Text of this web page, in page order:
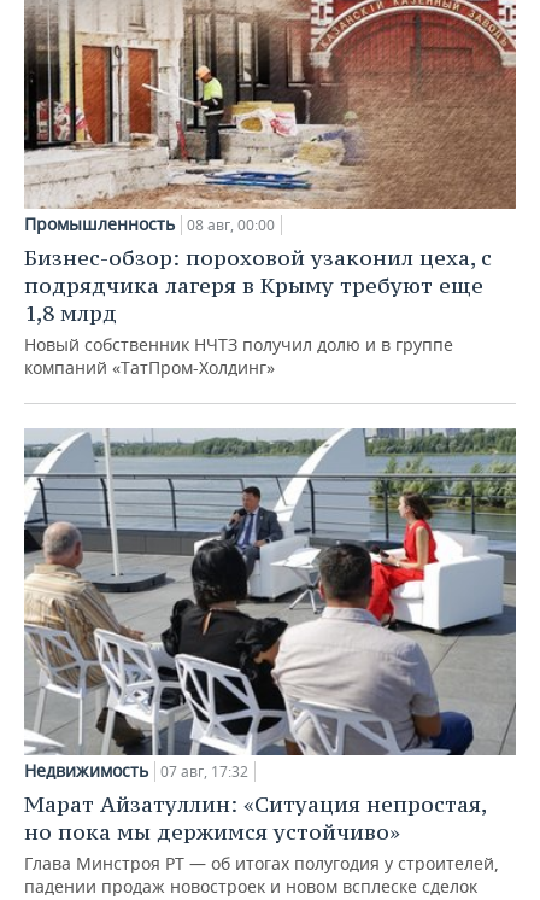
Промышленность 08 авг, 00:00
Бизнес-обзор: пороховой узаконил цеха, с
подрядчика лагеря в Крыму требуют еще
1,8 млрд
Новый собственник НЧТЗ получил долю и в группе
компаний «ТатПром-Холдинг»
Недвижимость 07 авг, 17:32
Марат Айзатуллин: «Ситуация непростая,
но пока мы держимся устойчиво»
Глава Минстроя РТ — об итогах полугодия у строителей,
падении продаж новостроек и новом всплеске сделок